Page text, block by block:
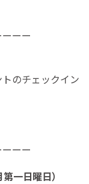
ーー
のチェックイン
ーー
一日曜日）